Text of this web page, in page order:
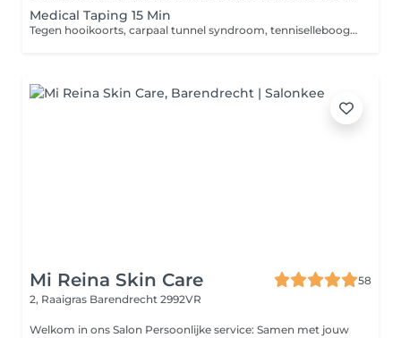
Medical Taping 15 Min
Tegen hooikoorts, carpaal tunnel syndroom, tenniselleboog, pijnlijke nek, zere schouder/knie/enkel etc. Vermeld aub in de opmerking waarvoor de taping is!
Mi Reina Skin Care
58
2, Raaigras Barendrecht 2992VR
Welkom in ons Salon Persoonlijke service: Samen met jouw